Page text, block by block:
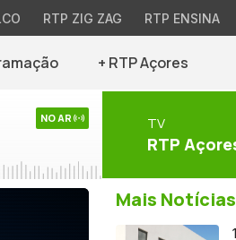
RTP ZIG ZAG RTP ENSINA
+ RTP Açores
NO AR TV
RTP
Mais Notícias